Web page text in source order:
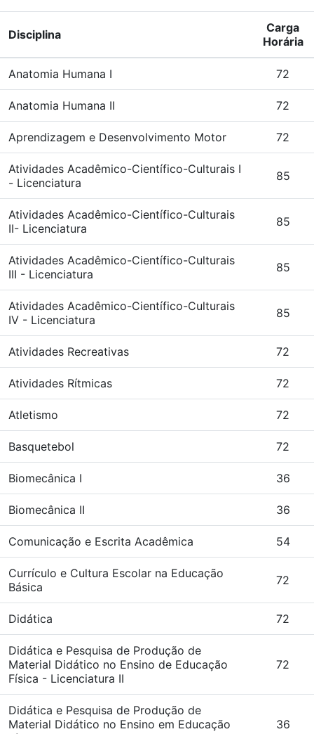
Disciplina
Carga
Horária
Anatomia Humana I 72
Anatomia Humana II 72
Aprendizagem e Desenvolvimento Motor 72
Atividades Acadêmico-Científico-Culturais I
- Licenciatura
85
Atividades Acadêmico-Científico-Culturais
II- Licenciatura
85
Atividades Acadêmico-Científico-Culturais
III - Licenciatura
85
Atividades Acadêmico-Científico-Culturais
IV - Licenciatura
85
Atividades Recreativas 72
Atividades Rítmicas 72
Atletismo 72
Basquetebol 72
Biomecânica I 36
Biomecânica II 36
Comunicação e Escrita Acadêmica 54
Currículo e Cultura Escolar na Educação
Básica
72
Didática 72
Didática e Pesquisa de Produção de
Material Didático no Ensino de Educação
Física - Licenciatura II
72
Didática e Pesquisa de Produção de
Material Didático no Ensino em Educação
36